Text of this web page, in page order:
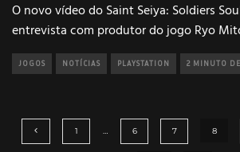
O novo vídeo do Saint Seiya: Soldiers
entrevista com produtor do jogo Ryo
JOGOS NOTÍCIAS PLAYSTATION 2 MINUTO
1 … 6 7 8